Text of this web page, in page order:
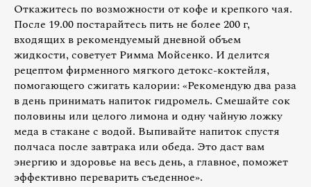
Откажитесь по возможности от кофе и крепкого чая.
После 19.00 постарайтесь пить не более 200 г,
входящих в рекомендуемый дневной объем
жидкости, советует Римма Мойсенко. И делится
рецептом фирменного мягкого детокс-коктейля,
помогающего сжигать калории: «Рекомендую два раза
в день принимать напиток гидромель. Смешайте сок
половины или целого лимона и одну чайную ложку
меда в стакане с водой. Выпивайте напиток спустя
полчаса после завтрака или обеда. Это даст вам
энергию и здоровье на весь день, а главное, поможет
эффективно переварить съеденное».